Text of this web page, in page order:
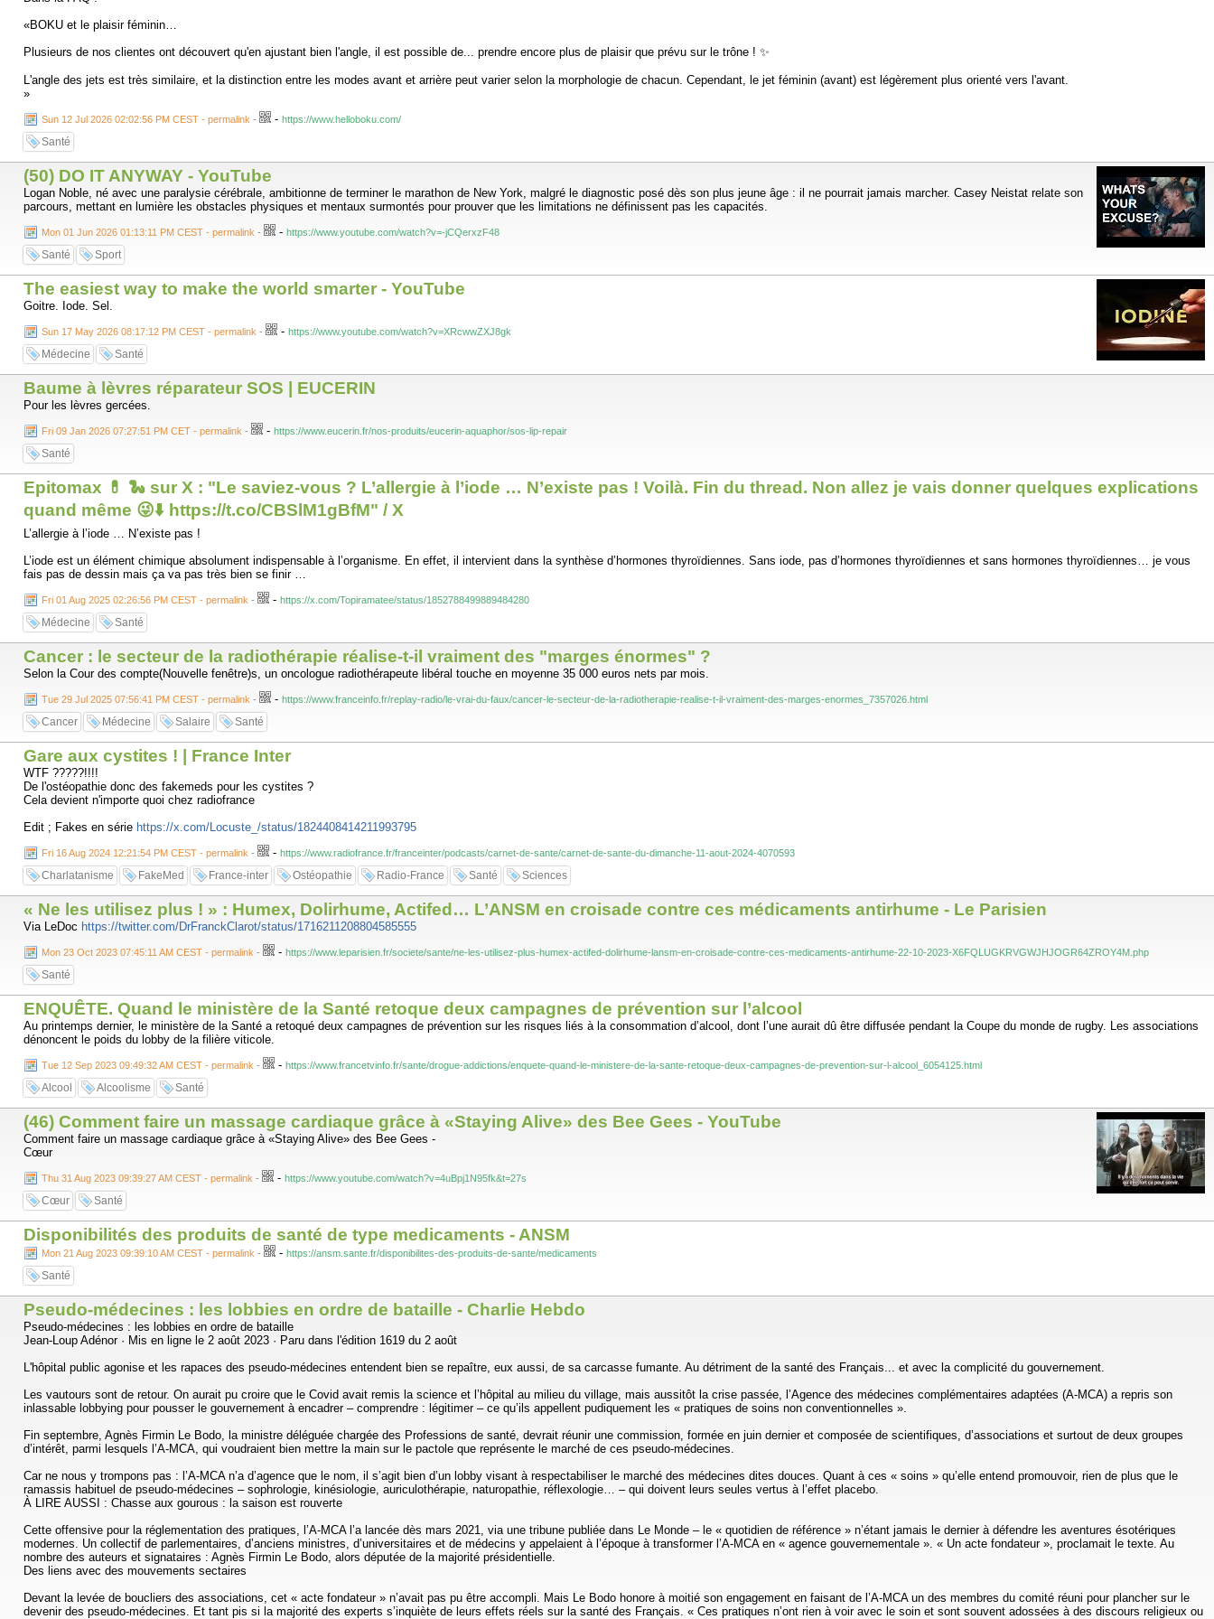
🚽 Situation n° 4 : diarrhée ou vomissements
Ici, le problème est différent.
Il ne s’agit plus seulement de boire ou de remplacer de la sueur.
C’est le rôle des solutions de réhydratation orale, fameux SRO dont nous avons parlé il y a peu.
sodium : 75 mmol/L ;
glucose : 75 mmol/L ;
osmolarité totale : 245 mOsm/L.
«BOKU et le plaisir féminin…
Plusieurs de nos clientes ont découvert qu'en ajustant bien l'angle, il est possible de... prendre encore plus de plaisir que prévu sur le trône ! ✨
L'angle des jets est très similaire, et la distinction entre les modes avant et arrière peut varier selon la morphologie de chacun. Cependant, le jet féminin (avant) est légèrement plus orienté vers l'avant.
»
Sun 12 Jul 2026 02:02:56 PM CEST - permalink - - https://www.helloboku.com/
Santé
(50) DO IT ANYWAY - YouTube
Logan Noble, né avec une paralysie cérébrale, ambitionne de terminer le marathon de New York, malgré le diagnostic posé dès son plus jeune âge : il ne pourrait jamais marcher. Casey Neistat relate son
parcours, mettant en lumière les obstacles physiques et mentaux surmontés pour prouver que les limitations ne définissent pas les capacités.
Mon 01 Jun 2026 01:13:11 PM CEST - permalink - - https://www.youtube.com/watch?v=-jCQerxzF48
Santé Sport
The easiest way to make the world smarter - YouTube
Goitre. Iode. Sel.
Sun 17 May 2026 08:17:12 PM CEST - permalink - - https://www.youtube.com/watch?v=XRcwwZXJ8gk
Médecine Santé
Baume à lèvres réparateur SOS | EUCERIN
Pour les lèvres gercées.
Fri 09 Jan 2026 07:27:51 PM CET - permalink - - https://www.eucerin.fr/nos-produits/eucerin-aquaphor/sos-lip-repair
Santé
Epitomax 💊 🐍 sur X : "Le saviez-vous ? L’allergie à l’iode … N’existe pas ! Voilà. Fin du thread. Non allez je vais donner quelques explications
quand même 😜⬇️ https://t.co/CBSlM1gBfM" / X
L’allergie à l’iode … N’existe pas !
L’iode est un élément chimique absolument indispensable à l’organisme. En effet, il intervient dans la synthèse d’hormones thyroïdiennes. Sans iode, pas d’hormones thyroïdiennes et sans hormones thyroïdiennes… je vous
fais pas de dessin mais ça va pas très bien se finir …
Fri 01 Aug 2025 02:26:56 PM CEST - permalink - - https://x.com/Topiramatee/status/1852788499889484280
Médecine Santé
Cancer : le secteur de la radiothérapie réalise-t-il vraiment des "marges énormes" ?
Selon la Cour des compte(Nouvelle fenêtre)s, un oncologue radiothérapeute libéral touche en moyenne 35 000 euros nets par mois.
Tue 29 Jul 2025 07:56:41 PM CEST - permalink - - https://www.franceinfo.fr/replay-radio/le-vrai-du-faux/cancer-le-secteur-de-la-radiotherapie-realise-t-il-vraiment-des-marges-enormes_7357026.html
Cancer Médecine Salaire Santé
Gare aux cystites ! | France Inter
WTF ?????!!!!
De l'ostéopathie donc des fakemeds pour les cystites ?
Cela devient n'importe quoi chez radiofrance
Edit ; Fakes en série https://x.com/Locuste_/status/1824408414211993795
Fri 16 Aug 2024 12:21:54 PM CEST - permalink - - https://www.radiofrance.fr/franceinter/podcasts/carnet-de-sante/carnet-de-sante-du-dimanche-11-aout-2024-4070593
Charlatanisme FakeMed France-inter Ostéopathie Radio-France Santé Sciences
« Ne les utilisez plus ! » : Humex, Dolirhume, Actifed… L’ANSM en croisade contre ces médicaments antirhume - Le Parisien
Via LeDoc https://twitter.com/DrFranckClarot/status/1716211208804585555
Mon 23 Oct 2023 07:45:11 AM CEST - permalink - - https://www.leparisien.fr/societe/sante/ne-les-utilisez-plus-humex-actifed-dolirhume-lansm-en-croisade-contre-ces-medicaments-antirhume-22-10-2023-X6FQLUGKRVGWJHJOGR64ZROY4M.php
Santé
ENQUÊTE. Quand le ministère de la Santé retoque deux campagnes de prévention sur l’alcool
Au printemps dernier, le ministère de la Santé a retoqué deux campagnes de prévention sur les risques liés à la consommation d’alcool, dont l’une aurait dû être diffusée pendant la Coupe du monde de rugby. Les associations
dénoncent le poids du lobby de la filière viticole.
Tue 12 Sep 2023 09:49:32 AM CEST - permalink - - https://www.francetvinfo.fr/sante/drogue-addictions/enquete-quand-le-ministere-de-la-sante-retoque-deux-campagnes-de-prevention-sur-l-alcool_6054125.html
Alcool Alcoolisme Santé
(46) Comment faire un massage cardiaque grâce à «Staying Alive» des Bee Gees - YouTube
Comment faire un massage cardiaque grâce à «Staying Alive» des Bee Gees -
Cœur
Thu 31 Aug 2023 09:39:27 AM CEST - permalink - - https://www.youtube.com/watch?v=4uBpj1N95fk&t=27s
Cœur Santé
Disponibilités des produits de santé de type medicaments - ANSM
Mon 21 Aug 2023 09:39:10 AM CEST - permalink - - https://ansm.sante.fr/disponibilites-des-produits-de-sante/medicaments
Santé
Pseudo-médecines : les lobbies en ordre de bataille - Charlie Hebdo
Pseudo-médecines : les lobbies en ordre de bataille
Jean-Loup Adénor · Mis en ligne le 2 août 2023 · Paru dans l'édition 1619 du 2 août
L'hôpital public agonise et les rapaces des pseudo-médecines entendent bien se repaître, eux aussi, de sa carcasse fumante. Au détriment de la santé des Français... et avec la complicité du gouvernement.
Les vautours sont de retour. On aurait pu croire que le Covid avait remis la science et l’hôpital au milieu du village, mais aussitôt la crise passée, l’Agence des médecines complémentaires adaptées (A-MCA) a repris son
inlassable lobbying pour pousser le gouvernement à encadrer – comprendre : légitimer – ce qu’ils appellent pudiquement les « pratiques de soins non conventionnelles ».
Fin septembre, Agnès Firmin Le Bodo, la ministre déléguée chargée des Professions de santé, devrait réunir une commission, formée en juin dernier et composée de scientifiques, d’associations et surtout de deux groupes
d’intérêt, parmi lesquels l’A-MCA, qui voudraient bien mettre la main sur le pactole que représente le marché de ces pseudo-médecines.
Car ne nous y trompons pas : l’A-MCA n’a d’agence que le nom, il s’agit bien d’un lobby visant à respectabiliser le marché des médecines dites douces. Quant à ces « soins » qu’elle entend promouvoir, rien de plus que le
ramassis habituel de pseudo-médecines – sophrologie, kinésiologie, auriculothérapie, naturopathie, réflexologie… – qui doivent leurs seules vertus à l’effet placebo.
À LIRE AUSSI : Chasse aux gourous : la saison est rouverte
Cette offensive pour la réglementation des pratiques, l’A-MCA l’a lancée dès mars 2021, via une tribune publiée dans Le Monde – le « quotidien de référence » n’étant jamais le dernier à défendre les aventures ésotériques
modernes. Un collectif de parlementaires, d’anciens ministres, d’universitaires et de médecins y appelaient à l’époque à transformer l’A-MCA en « agence gouvernementale ». « Un acte fondateur », proclamait le texte. Au
nombre des auteurs et signataires : Agnès Firmin Le Bodo, alors députée de la majorité présidentielle.
Des liens avec des mouvements sectaires
Devant la levée de boucliers des associations, cet « acte fondateur » n’avait pas pu être accompli. Mais Le Bodo honore à moitié son engagement en faisant de l’A-MCA un des membres du comité réuni pour plancher sur le
devenir des pseudo-médecines. Et tant pis si la majorité des experts s’inquiète de leurs effets réels sur la santé des Français. « Ces pratiques n’ont rien à voir avec le soin et sont souvent adossées à des discours religieux ou